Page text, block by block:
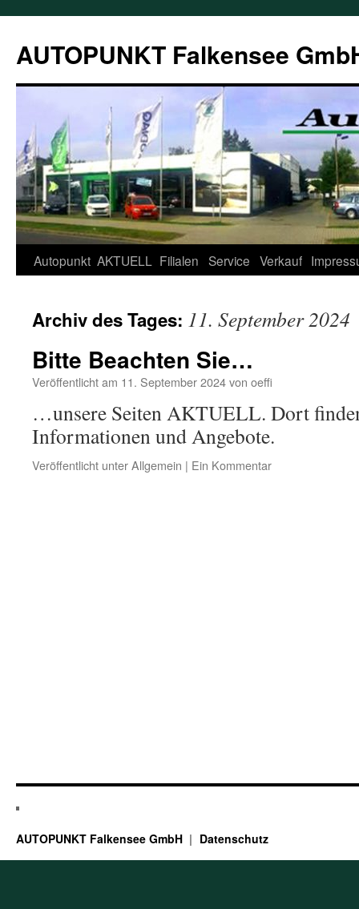
AUTOPUNKT Falkensee
Autopunkt AKTUELL Filialen Service Verkauf
Archiv des Tages: 11. September 2024
Bitte Beachten Sie…
Veröffentlicht am 11. September 2024von oeffi
…unsere Seiten AKTUELL. Dort
Informationen und Angebote.
Veröffentlicht unterAllgemein | Ein Kommentar
AUTOPUNKT Falkensee GmbH Datenschutz